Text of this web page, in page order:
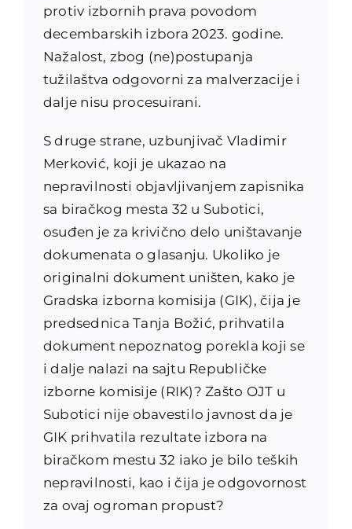
protiv izbornih prava povodom
decembarskih izbora 2023. godine.
Nažalost, zbog (ne)postupanja
tužilaštva odgovorni za malverzacije i
dalje nisu procesuirani.
S druge strane, uzbunjivač Vladimir
Merković, koji je ukazao na
nepravilnosti objavljivanjem zapisnika
sa biračkog mesta 32 u Subotici,
osuđen je za krivično delo uništavanje
dokumenata o glasanju. Ukoliko je
originalni dokument uništen, kako je
Gradska izborna komisija (GIK), čija je
predsednica Tanja Božić, prihvatila
dokument nepoznatog porekla koji se
i dalje nalazi na sajtu Republičke
izborne komisije (RIK)? Zašto OJT u
Subotici nije obavestilo javnost da je
GIK prihvatila rezultate izbora na
biračkom mestu 32 iako je bilo teških
nepravilnosti, kao i čija je odgovornost
za ovaj ogroman propust?